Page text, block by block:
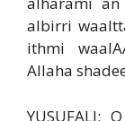
albirri
ithmi
Allaha
YUSUFALI: